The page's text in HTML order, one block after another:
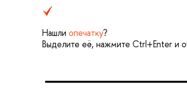
Нашли опечатку?
Выделите её, нажмите Ctrl+Enter и